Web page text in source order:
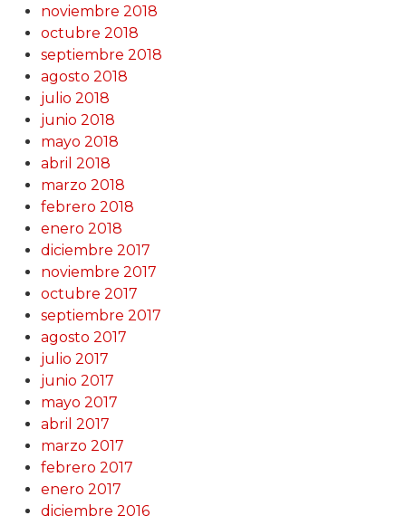
noviembre 2018
octubre 2018
septiembre 2018
agosto 2018
julio 2018
junio 2018
mayo 2018
abril 2018
marzo 2018
febrero 2018
enero 2018
diciembre 2017
noviembre 2017
octubre 2017
septiembre 2017
agosto 2017
julio 2017
junio 2017
mayo 2017
abril 2017
marzo 2017
febrero 2017
enero 2017
diciembre 2016